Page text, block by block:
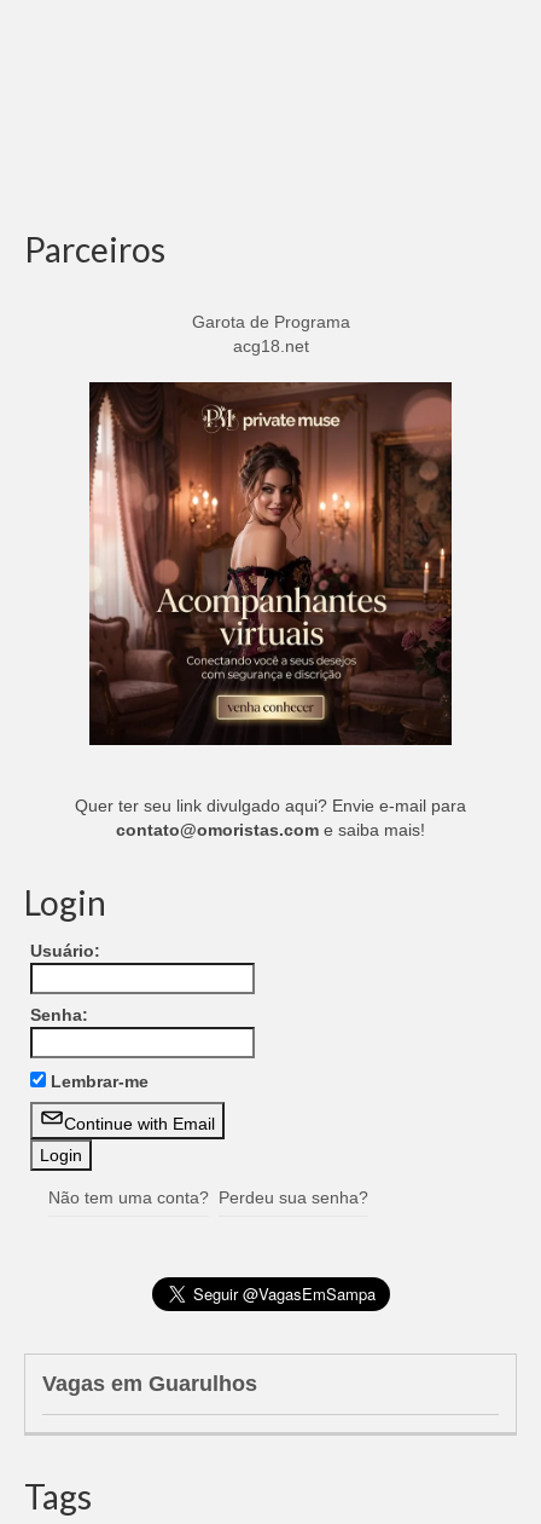
Parceiros
Garota de Programa
acg18.net
Quer ter seu link divulgado aqui? Envie e-mail para
contato@omoristas.com e saiba mais!
Login
Usuário:
Senha:
Lembrar-me
Continue with Email
Não tem uma conta? Perdeu sua senha?
Vagas em Guarulhos
Tags